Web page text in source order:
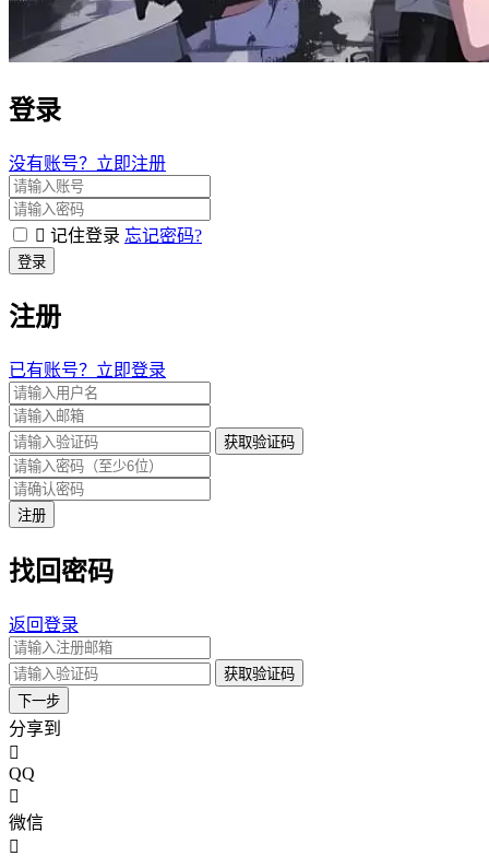
登录
没有账号？立即注册
记住登录 忘记密码?
登录
注册
已有账号？立即登录
获取验证码
注册
找回密码
返回登录
获取验证码
下一步
分享到
QQ
微信